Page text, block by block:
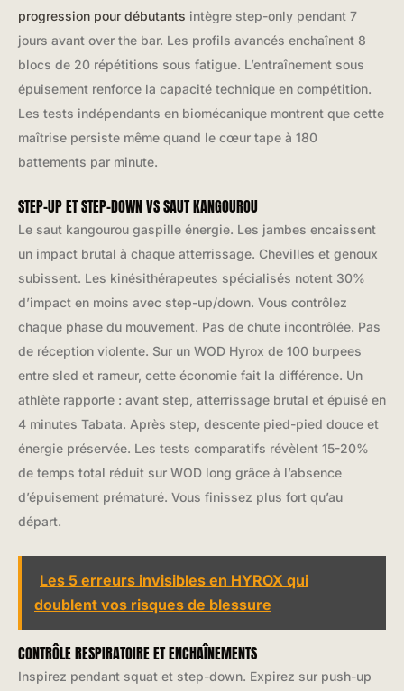
progression pour débutants intègre step-only pendant 7
jours avant over the bar. Les profils avancés enchaînent 8
blocs de 20 répétitions sous fatigue. L’entraînement sous
épuisement renforce la capacité technique en compétition.
Les tests indépendants en biomécanique montrent que cette
maîtrise persiste même quand le cœur tape à 180
battements par minute.
STEP-UP ET STEP-DOWN VS SAUT KANGOUROU
Le saut kangourou gaspille énergie. Les jambes encaissent
un impact brutal à chaque atterrissage. Chevilles et genoux
subissent. Les kinésithérapeutes spécialisés notent 30%
d’impact en moins avec step-up/down. Vous contrôlez
chaque phase du mouvement. Pas de chute incontrôlée. Pas
de réception violente. Sur un WOD Hyrox de 100 burpees
entre sled et rameur, cette économie fait la différence. Un
athlète rapporte : avant step, atterrissage brutal et épuisé en
4 minutes Tabata. Après step, descente pied-pied douce et
énergie préservée. Les tests comparatifs révèlent 15-20%
de temps total réduit sur WOD long grâce à l’absence
d’épuisement prématuré. Vous finissez plus fort qu’au
départ.
Les 5 erreurs invisibles en HYROX qui
doublent vos risques de blessure
CONTRÔLE RESPIRATOIRE ET ENCHAÎNEMENTS
Inspirez pendant squat et step-down. Expirez sur push-up